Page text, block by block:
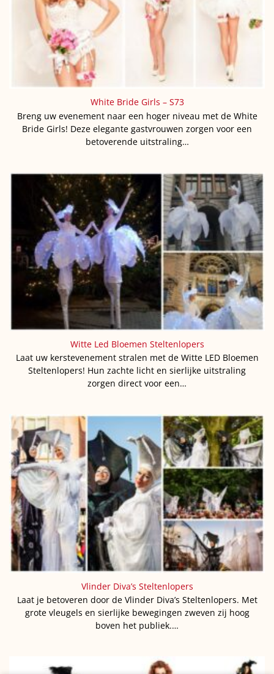
White Bride Girls – S73
Breng uw evenement naar een hoger niveau met de White
Bride Girls! Deze elegante gastvrouwen zorgen voor een
betoverende uitstraling…
Witte Led Bloemen Steltenlopers
Laat uw kerstevenement stralen met de Witte LED Bloemen
Steltenlopers! Hun zachte licht en sierlijke uitstraling
zorgen direct voor een…
Vlinder Diva’s Steltenlopers
Laat je betoveren door de Vlinder Diva’s Steltenlopers. Met
grote vleugels en sierlijke bewegingen zweven zij hoog
boven het publiek.…